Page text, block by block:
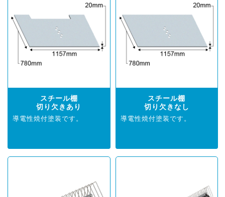
スチール棚
切り欠きあり
導電性焼付塗装です。
スチール棚
切り欠きなし
導電性焼付塗装です。